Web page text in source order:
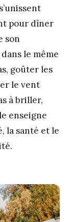
pour dîner
son
le même
goûter les
le vent
à briller,
enseigne
la santé et le